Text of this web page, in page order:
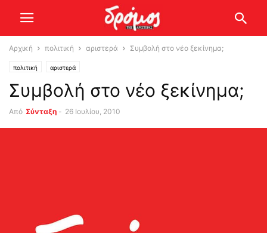
Αρχική πολιτική αριστερά Συμβολή στο νέο ξεκίνημα;
πολιτική αριστερά
Συμβολή στο νέο ξεκίνημα;
Από Σύνταξη - 26 Ιουλίου, 2010